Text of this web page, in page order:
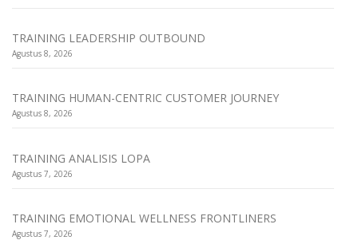
TRAINING LEADERSHIP OUTBOUND
Agustus 8, 2026
TRAINING HUMAN-CENTRIC CUSTOMER JOURNEY
Agustus 8, 2026
TRAINING ANALISIS LOPA
Agustus 7, 2026
TRAINING EMOTIONAL WELLNESS FRONTLINERS
Agustus 7, 2026